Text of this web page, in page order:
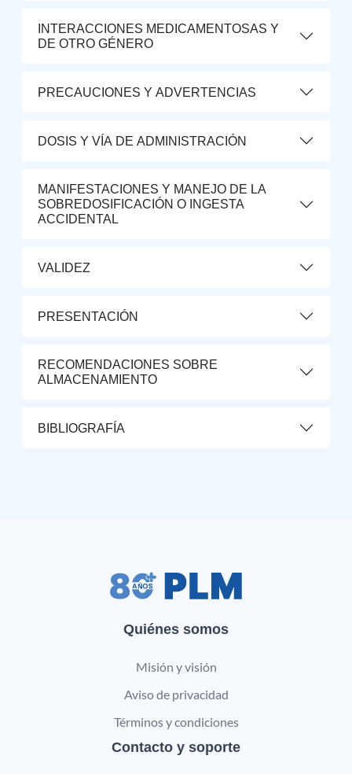
INTERACCIONES MEDICAMENTOSAS Y
DE OTRO GÉNERO
PRECAUCIONES Y ADVERTENCIAS
DOSIS Y VÍA DE ADMINISTRACIÓN
MANIFESTACIONES Y MANEJO DE LA
SOBREDOSIFICACIÓN O INGESTA
ACCIDENTAL
VALIDEZ
PRESENTACIÓN
RECOMENDACIONES SOBRE
ALMACENAMIENTO
BIBLIOGRAFÍA
Quiénes somos
Misión y visión
Aviso de privacidad
Términos y condiciones
Contacto y soporte